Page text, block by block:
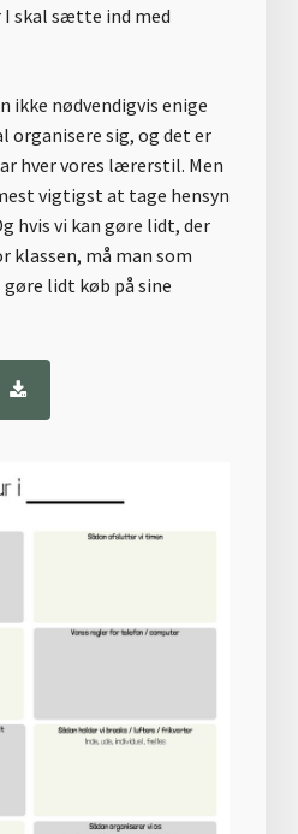
skal sætte ind med
ikke nødvendigvis enige
organisere sig, og det er
hver vores lærerstil. Men
vigtigst at tage hensyn
hvis vi kan gøre lidt, der
klassen, må man som
lidt køb på sine